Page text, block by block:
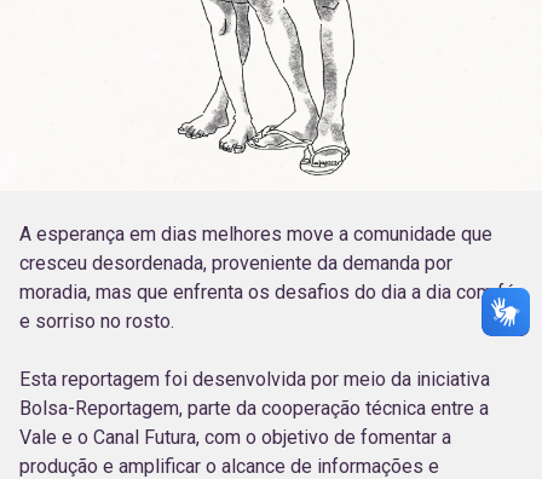
A esperança em dias melhores move a comunidade que
cresceu desordenada, proveniente da demanda por
moradia, mas que enfrenta os desafios do dia a dia com fé
e sorriso no rosto.
Esta reportagem foi desenvolvida por meio da iniciativa
Bolsa-Reportagem, parte da cooperação técnica entre a
Vale e o Canal Futura, com o objetivo de fomentar a
produção e amplificar o alcance de informações e